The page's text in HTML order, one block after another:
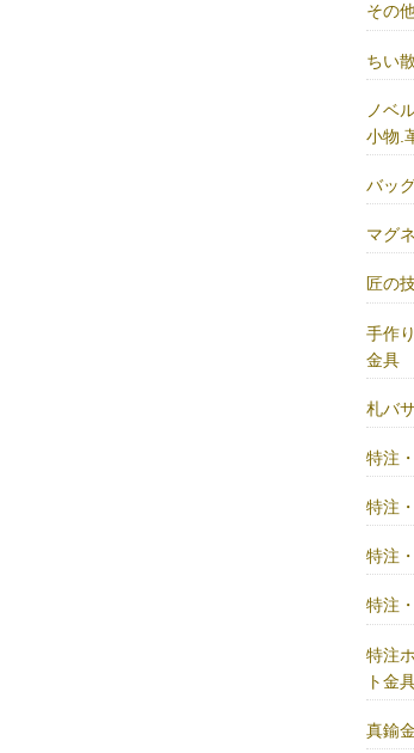
その
ちい
ノベ
小物.
バッ
マグ
匠の
手作
金具
札バ
特注
特注
特注
特注
特注
ト金
真鍮